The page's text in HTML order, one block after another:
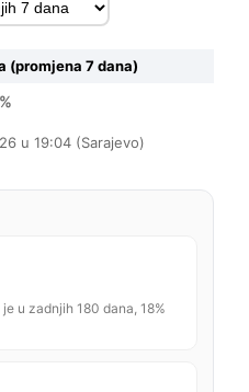
(promjena 7 dana)
u 19:04 (Sarajevo)
u zadnjih 180 dana, 18%